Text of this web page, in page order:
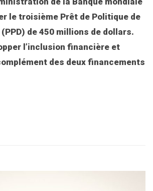
le troisième Prêt de Politique de
de 450 millions de dollars.
l’inclusion financière et
des deux financements